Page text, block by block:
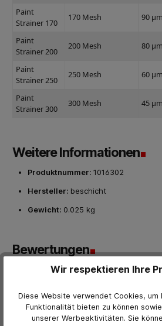
Paint
Strainer 170
170 Mesh 90 μm
Paint
Strainer 200
200 Mesh 80 μm
Paint
Strainer 250
250 Mesh 60 μm
Paint
Strainer 300
300 Mesh 45 μm
Weitere Informationen
Produktnummer: 1016302
Hersteller: beschicht
Gewicht: 0.025 kg
Bewertungen
0 von Bewertungen
Durchschnittliche Bewertung von 0 von
Bewerten Sie dieses Produkt!
Teilen Sie Ihre Erfahrungen mit anderen
Wir respektieren Ihre
Diese Website verwendet Cookies, um
Funktionalität bieten zu können
unserer Werbeaktivitäten. Sie